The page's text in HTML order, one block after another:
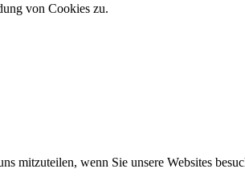
von Cookies zu.
mitzuteilen, wenn Sie unsere Websites